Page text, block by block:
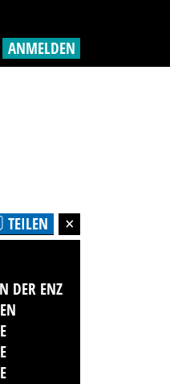
ANMELDEN
TEILEN
DER ENZ